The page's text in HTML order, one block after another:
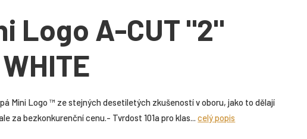
Logo A-CUT "2"
Mini Logo ™ ze stejných desetiletých zkušeností v oboru, jako to dělají
za bezkonkurenční cenu.- Tvrdost 101a pro klas...celý popis